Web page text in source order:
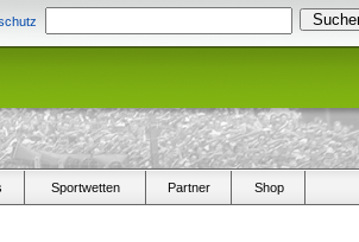
Sportwetten Partner Shop